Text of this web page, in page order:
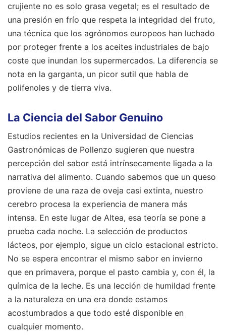
crujiente no es solo grasa vegetal; es el resultado de
una presión en frío que respeta la integridad del fruto,
una técnica que los agrónomos europeos han luchado
por proteger frente a los aceites industriales de bajo
coste que inundan los supermercados. La diferencia se
nota en la garganta, un picor sutil que habla de
polifenoles y de tierra viva.
La Ciencia del Sabor Genuino
Estudios recientes en la Universidad de Ciencias
Gastronómicas de Pollenzo sugieren que nuestra
percepción del sabor está intrínsecamente ligada a la
narrativa del alimento. Cuando sabemos que un queso
proviene de una raza de oveja casi extinta, nuestro
cerebro procesa la experiencia de manera más
intensa. En este lugar de Altea, esa teoría se pone a
prueba cada noche. La selección de productos
lácteos, por ejemplo, sigue un ciclo estacional estricto.
No se espera encontrar el mismo sabor en invierno
que en primavera, porque el pasto cambia y, con él, la
química de la leche. Es una lección de humildad frente
a la naturaleza en una era donde estamos
acostumbrados a que todo esté disponible en
cualquier momento.